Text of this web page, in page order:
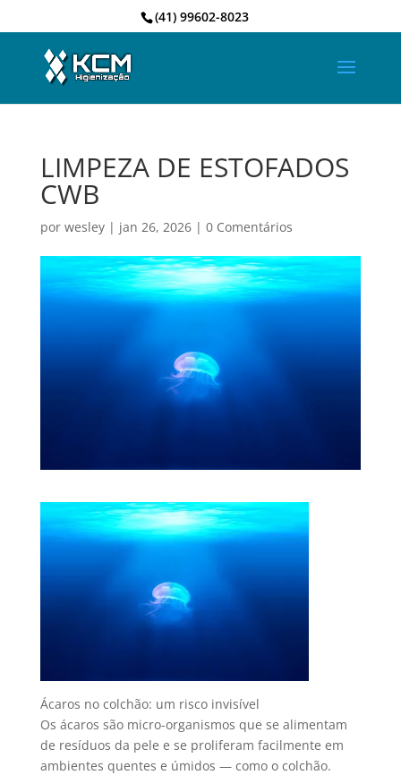
(41) 99602-8023
LIMPEZA DE ESTOFADOS
CWB
por wesley| jan 26, 2026| 0 Comentários
Ácaros no colchão: um risco invisível
Os ácaros são micro-organismos que se alimentam
de resíduos da pele e se proliferam facilmente em
ambientes quentes e úmidos — como o colchão.